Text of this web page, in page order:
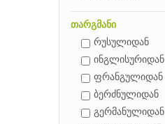
თარგმანი
რუსულიდან
ინგლისურიდან
ფრანგულიდან
ბერძნულიდან
გერმანულიდან